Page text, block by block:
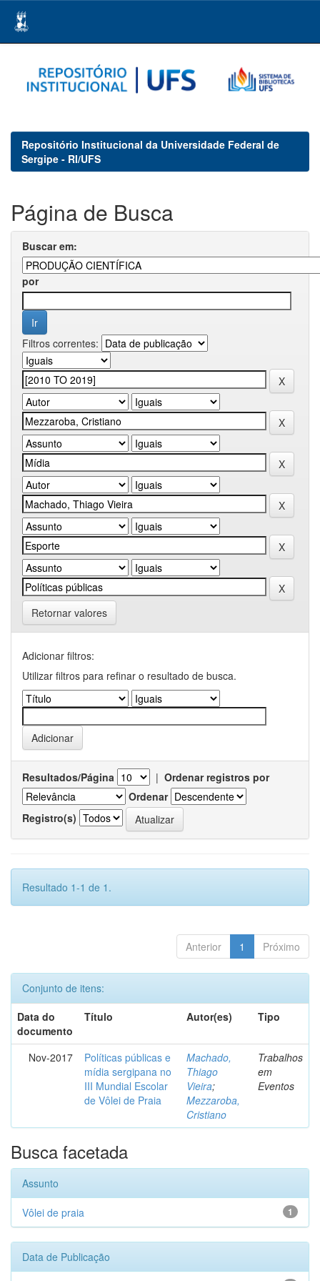
navigation
Repositório Institucional da Universidade Federal de
Sergipe - RI/UFS
Página de Busca
Buscar em:
por
Filtros correntes:
Retornar valores
Adicionar filtros:
Utilizar filtros para refinar o resultado de busca.
Resultados/Página | Ordenar registros por
Ordenar
Registro(s)
Resultado 1-1 de 1.
Anterior 1 Próximo
Conjunto de itens:
Data do
documento
Título Autor(es) Tipo
Nov-2017
Políticas públicas e
mídia sergipana no
III Mundial Escolar
de Vôlei de Praia
Machado,
Thiago
Vieira;
Mezzaroba,
Cristiano
Trabalhos
em
Eventos
Busca facetada
Assunto
1
Vôlei de praia
Data de Publicação